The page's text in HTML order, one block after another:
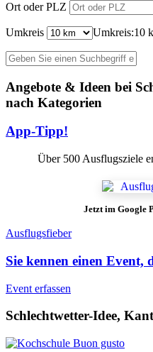
Ort oder PLZ
Umkreis Umkreis:10
Angebote & Ideen bei
nach Kategorien
App-Tipp!
Über 500 Ausflugsziele
Jetzt im Google
Ausflugsfieber
Sie kennen einen Event,
Event erfassen
Schlechtwetter-Idee,